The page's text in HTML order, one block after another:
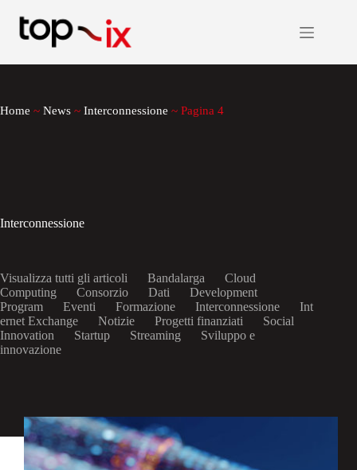
contenuto
Home ~ News ~ Interconnessione ~ Pagina 4
Interconnessione
Visualizza tutti gli articoli Bandalarga
Cloud
Computing
Consorzio Dati
Development
Program
Eventi Formazione Interconnessione
Int
ernet Exchange
Notizie Progetti finanziati
Social
Innovation
Startup Streaming
Sviluppo e
innovazione